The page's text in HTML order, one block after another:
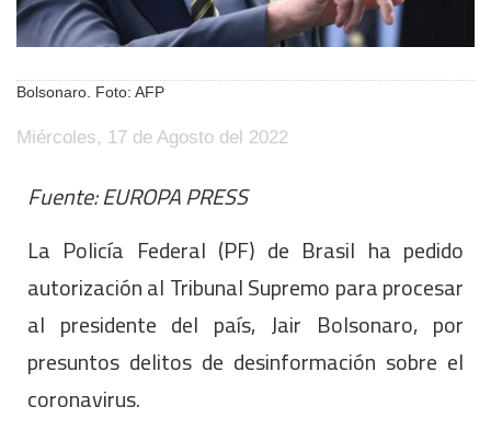
Bolsonaro. Foto: AFP
Miércoles, 17 de Agosto del 2022
Fuente: EUROPA PRESS
La Policía Federal (PF) de Brasil ha pedido
autorización al Tribunal Supremo para procesar
al presidente del país, Jair Bolsonaro, por
presuntos delitos de desinformación sobre el
coronavirus.